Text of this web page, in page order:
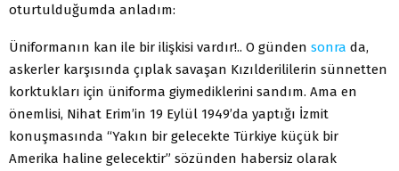
oturtulduğumda anladım:
Üniformanın kan ile bir ilişkisi vardır!.. O günden sonra da,
askerler karşısında çıplak savaşan Kızılderililerin sünnetten
korktukları için üniforma giymediklerini sandım. Ama en
önemlisi, Nihat Erim’in 19 Eylül 1949’da yaptığı İzmit
konuşmasında “Yakın bir gelecekte Türkiye küçük bir
Amerika haline gelecektir” sözünden habersiz olarak